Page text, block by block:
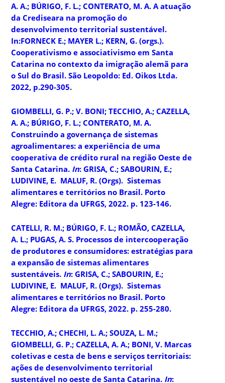
A. A.; BÚRIGO, F. L.; CONTERATO, M. A. A atuação
da Crediseara na promoção do
desenvolvimento territorial sustentável.
In:FORNECK E.; MAYER L.; KERN, G. (orgs.).
Cooperativismo e associativismo em Santa
Catarina no contexto da imigração alemã para
o Sul do Brasil.São Leopoldo: Ed. Oikos Ltda.
2022, p.290-305.
GIOMBELLI, G. P.; V. BONI; TECCHIO, A.; CAZELLA,
A. A.; BÚRIGO, F. L.; CONTERATO, M. A.
Construindo a governança de sistemas
agroalimentares: a experiência de uma
cooperativa de crédito rural na região Oeste de
Santa Catarina. In: GRISA, C.; SABOURIN, E.;
LUDIVINE, E. MALUF, R. (Orgs).Sistemas
alimentares e territórios no Brasil. Porto
Alegre: Editora da UFRGS, 2022. p. 123-146.
CATELLI, R. M.; BÚRIGO, F. L.; ROMÃO, CAZELLA,
A. L.; PUGAS, A. S. Processos de intercooperação
de produtores e consumidores: estratégias para
a expansão de sistemas alimentares
sustentáveis. In: GRISA, C.; SABOURIN, E.;
LUDIVINE, E. MALUF, R. (Orgs).Sistemas
alimentares e territórios no Brasil. Porto
Alegre: Editora da UFRGS, 2022. p. 255-280.
TECCHIO, A.; CHECHI, L. A.; SOUZA, L. M.;
GIOMBELLI, G. P.; CAZELLA, A. A.; BONI, V. Marcas
coletivas e cesta de bens e serviços territoriais:
ações de desenvolvimento territorial
sustentável no oeste de Santa Catarina. In: